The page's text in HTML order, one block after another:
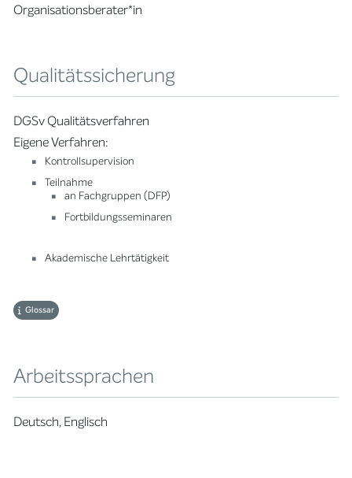
Organisationsberater*in
Qualitätssicherung
DGSv Qualitätsverfahren
Eigene Verfahren:
Kontrollsupervision
Teilnahme
an Fachgruppen (DFP)
Fortbildungsseminaren
Akademische Lehrtätigkeit
Glossar
Arbeitssprachen
Deutsch, Englisch